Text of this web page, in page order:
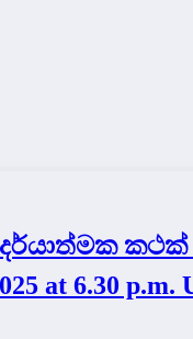
කථක්
at 6.30